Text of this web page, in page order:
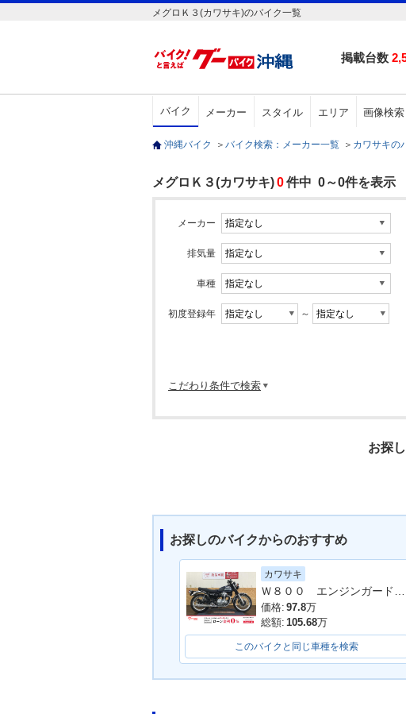
メグロＫ３(カワサキ)のバイク一覧
掲載台数
バイク メーカー スタイル エリア 画像検索
沖縄バイク ＞ バイク検索：メーカー一覧 ＞ カワサキの
メグロＫ３(カワサキ)0件中 0～0件を表示
メーカー
排気量
車種
初度登録年 ～
こだわり条件で検索
お探
お探しのバイクからのおすすめ
カワサキ
価格: 97.8万
総額: 105.68万
このバイクと同じ車種を検索